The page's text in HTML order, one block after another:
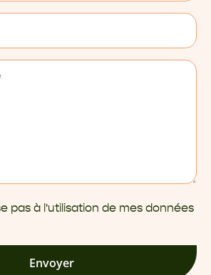
pas à l'utilisation de mes données
Envoyer